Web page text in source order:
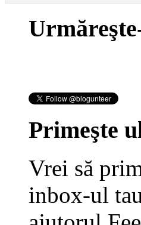
Primeşte
Vrei să
inbox-ul